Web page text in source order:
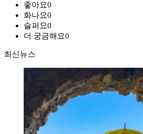
좋아요0
화나요0
슬퍼요0
더 궁금해요0
최신뉴스